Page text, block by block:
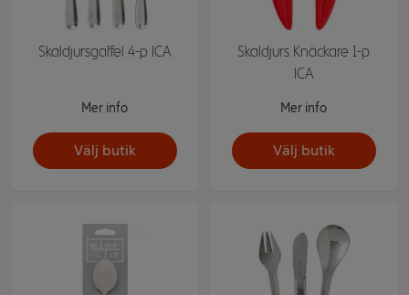
Skaldjursgaffel 4-p ICA
Mer info
Välj butik
Skaldjurs Knäckare 1-p
ICA
Mer info
Välj butik